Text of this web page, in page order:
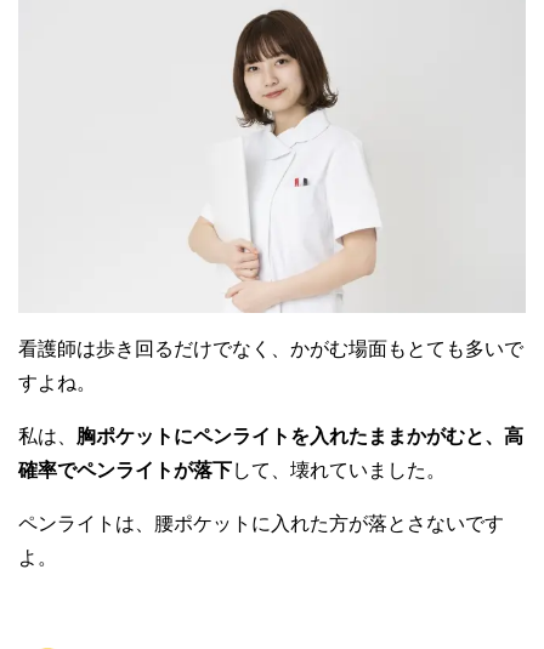
看護師は歩き回るだけでなく、かがむ場面もとても多いで
すよね。
私は、 胸ポケットにペンライトを入れたままかがむと、高
確率でペンライトが落下して、壊れていました。
ペンライトは、腰ポケットに入れた方が落とさないです
よ。